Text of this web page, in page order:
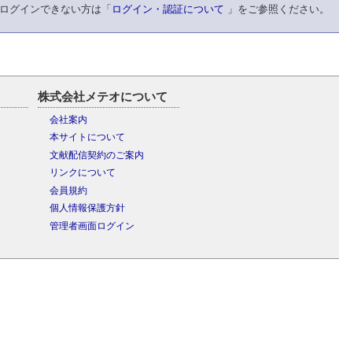
ログインできない方は「 ログイン・認証について 」をご参照ください。
株式会社メテオについて
会社案内
本サイトについて
文献配信契約のご案内
リンクについて
会員規約
個人情報保護方針
管理者画面ログイン